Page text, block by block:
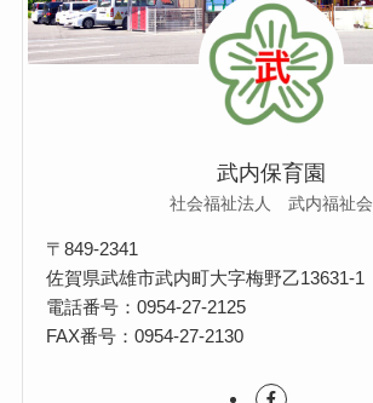
武内保育園
社会福祉法人 武内福祉会
〒849-2341
佐賀県武雄市武内町大字梅野乙13631-1
電話番号：0954-27-2125
FAX番号：0954-27-2130